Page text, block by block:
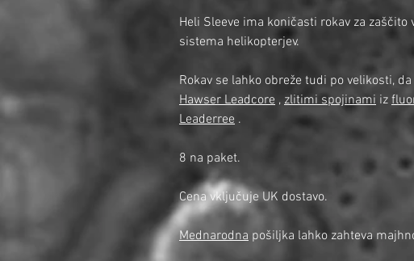
Heli Sleeve ima koničasti rokav za
sistema helikopterjev.
Rokav se lahko obreže tudi po velikosti,
Hawser Leadcore , zlitimi spojinami iz
Leaderree .
8 na paket.
Cena vključuje UK dostavo.
Mednarodna pošiljka lahko zahteva